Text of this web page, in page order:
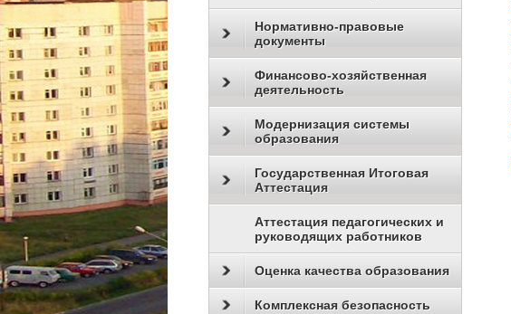
Нормативно-правовые
документы
Финансово-хозяйственная
деятельность
Модернизация системы
образования
Государственная Итоговая
Аттестация
Аттестация педагогических и
руководящих работников
Оценка качества образования
Комплексная безопасность